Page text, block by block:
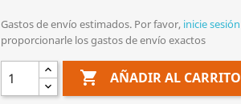
Gastos de envío estimados. Por favor, inicie sesión
proporcionarle los gastos de envío exactos
 AÑADIR AL CARRITO